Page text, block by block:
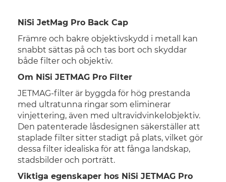
NiSi JetMag Pro Back Cap
Främre och bakre objektivskydd i metall kan
snabbt sättas på och tas bort och skyddar
både filter och objektiv.
Om NiSi JETMAG Pro Filter
JETMAG-filter är byggda för hög prestanda
med ultratunna ringar som eliminerar
vinjettering, även med ultravidvinkelobjektiv.
Den patenterade låsdesignen säkerställer att
staplade filter sitter stadigt på plats, vilket gör
dessa filter idealiska för att fånga landskap,
stadsbilder och porträtt.
Viktiga egenskaper hos NiSi JETMAG Pro